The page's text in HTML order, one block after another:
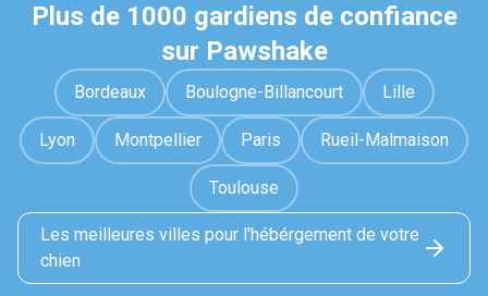
Plus de 1000 gardiens de confiance
sur Pawshake
Bordeaux Boulogne-Billancourt Lille
Lyon Montpellier Paris Rueil-Malmaison
Toulouse
Les meilleures villes pour l'hébérgement de votre
chien